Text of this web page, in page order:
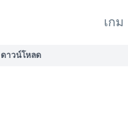
เกม
ดาวน์โหลด